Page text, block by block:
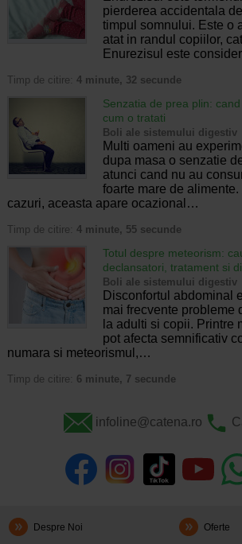
pierderea accidentala
timpul somnului. Este o
atat in randul copiilor,
Enurezisul este
Timp de citire: 4 minute, 32 secunde
Senzatia de prea plin:
cum o tratati
Boli ale sistemului digestiv
Multi oameni au
dupa masa o senzatie
atunci cand nu au
foarte mare de
cazuri, aceasta apare ocazional…
Timp de citire: 4 minute, 55 secunde
Totul despre meteorism:
declansatori, tratament si
Boli ale sistemului digestiv
Disconfortul abdominal
mai frecvente probleme
la adulti si copii. Printre
pot afecta semnificativ
numara si meteorismul,…
Timp de citire: 6 minute, 7 secunde
infoline@catena.ro
Despre Noi Oferte